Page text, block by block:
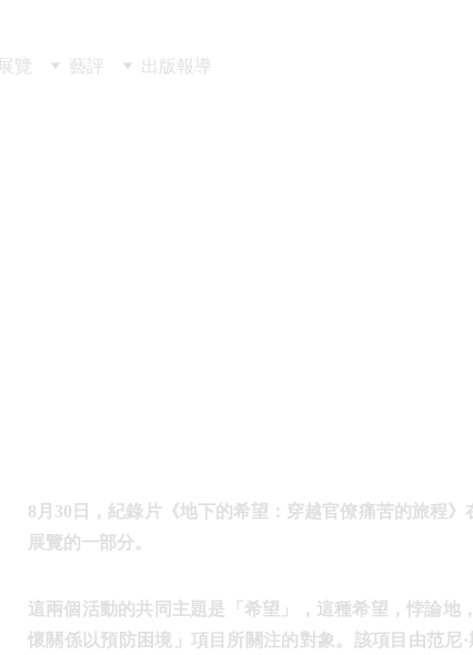
展覽 藝評 出版 報導
8月30日，紀錄片《地下的希望：穿越官僚痛苦的旅程
展覽的一部分。
這兩個活動的共同主題是「希望」，這種希望，悖論
懷關係以預防困境」項目所關注的對象。該項目由范尼